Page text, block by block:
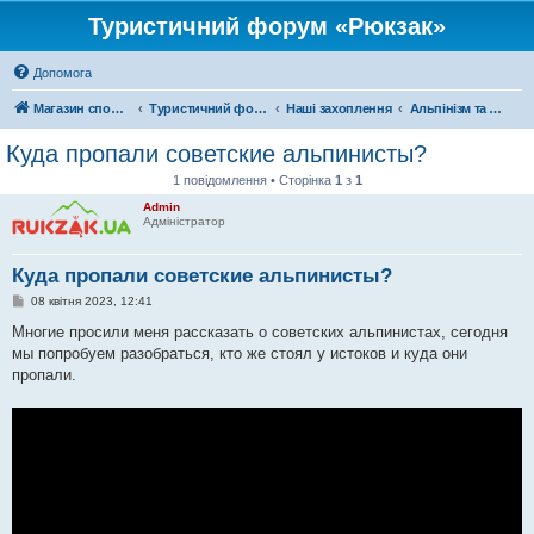
Туристичний форум «Рюкзак»
Допомога
Магазин спорядження Туристичний форум «Рюкзак» Наші захоплення Альпінізм та скелелазіння
Куда пропали советские альпинисты?
1 повідомлення • Сторінка 1 з 1
Admin
Адміністратор
Куда пропали советские альпинисты?
П
в
д
о
08 квітня 2023, 12:41
Многие просили меня рассказать о советских альпинистах, сегодня
мы попробуем разобраться, кто же стоял у истоков и куда они
пропали.